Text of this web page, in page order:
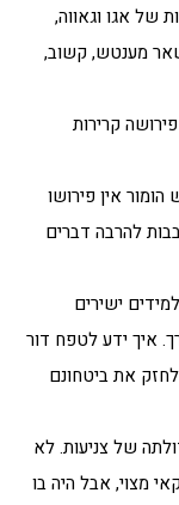
של אגו וגאווה,
מענטש, קשוב,
קרירות
אין פירושו
להרבה דברים
ישירים
איך ידע לטפח דור
את ביטחונם
של צניעות. לא
מצוי, אבל היה בו